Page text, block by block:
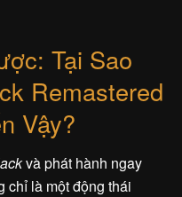
Tại Sao
Remastered
Vậy?
và phát hành ngay
chỉ là một động thái